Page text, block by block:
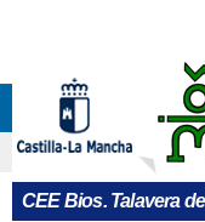
CEE Bios. Talavera